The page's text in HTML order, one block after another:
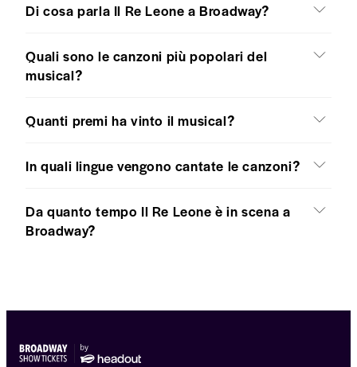
Di cosa parla Il Re Leone a Broadway?
Quali sono le canzoni più popolari del
musical?
Quanti premi ha vinto il musical?
In quali lingue vengono cantate le canzoni?
Da quanto tempo Il Re Leone è in scena a
Broadway?